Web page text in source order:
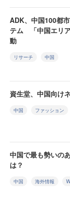
ADK、中国100都
テム 「中国エリ
動
リサーチ 中国
資生堂、中国向け
中国 ファッション
中国で最も勢いの
は？
中国 海外情報